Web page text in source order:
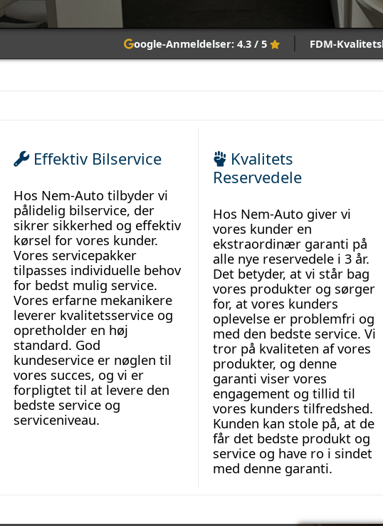
oogle-Anmeldelser: 4.3 / 5 FDM-
Effektiv Bilservice
Hos Nem-Auto tilbyder vi
pålidelig bilservice, der
sikrer sikkerhed og effektiv
kørsel for vores kunder.
Vores servicepakker
tilpasses individuelle behov
for bedst mulig service.
Vores erfarne mekanikere
leverer kvalitetsservice og
opretholder en høj
standard. God
kundeservice er nøglen til
vores succes, og vi er
forpligtet til at levere den
bedste service og
serviceniveau.
Kvalitets
Reservedele
Hos Nem-Auto giver vi
vores kunder en
ekstraordinær garanti på
alle nye reservedele i 3 år.
Det betyder, at vi står bag
vores produkter og sørger
for, at vores kunders
oplevelse er problemfri og
med den bedste service. Vi
tror på kvaliteten af vores
produkter, og denne
garanti viser vores
engagement og tillid til
vores kunders tilfredshed.
Kunden kan stole på, at de
får det bedste produkt og
service og have ro i sindet
med denne garanti.